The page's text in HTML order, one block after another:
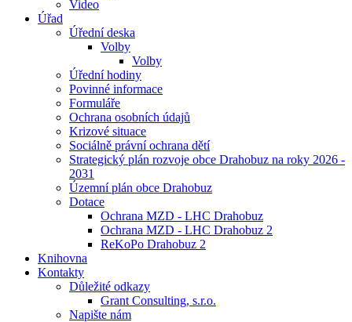
Video
Úřad
Úřední deska
Volby
Volby
Úřední hodiny
Povinné informace
Formuláře
Ochrana osobních údajů
Krizové situace
Sociálně právní ochrana dětí
Strategický plán rozvoje obce Drahobuz na roky 2026 -
2031
Územní plán obce Drahobuz
Dotace
Ochrana MZD - LHC Drahobuz
Ochrana MZD - LHC Drahobuz 2
ReKoPo Drahobuz 2
Knihovna
Kontakty
Důležité odkazy
Grant Consulting, s.r.o.
Napište nám